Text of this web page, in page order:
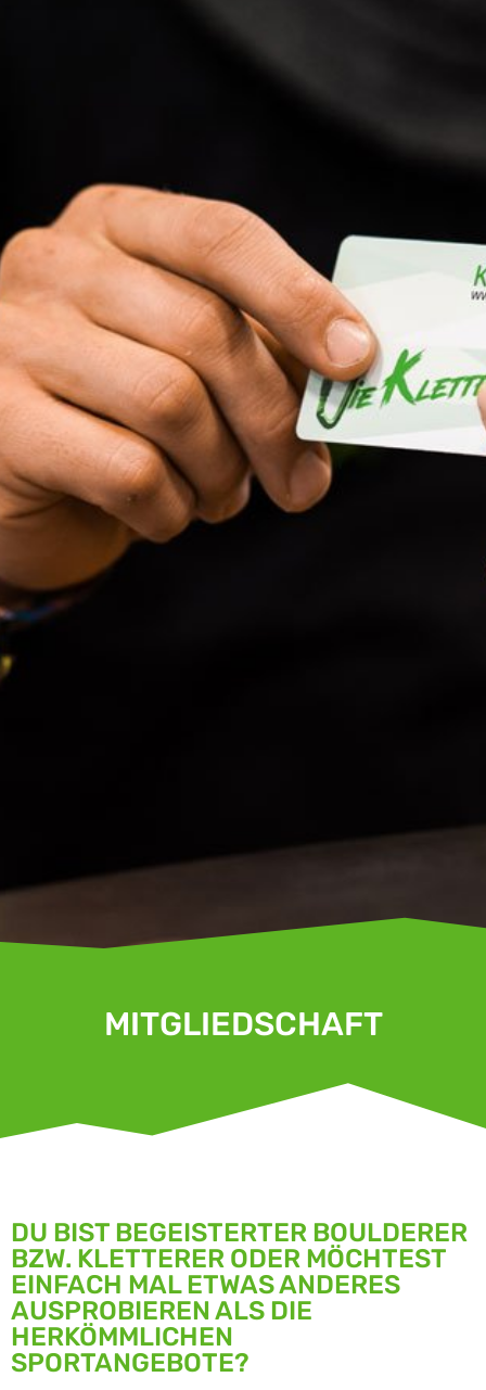
MITGLIEDSCHAFT
DU BIST BEGEISTERTER BOULDERER
BZW. KLETTERER ODER MÖCHTEST
EINFACH MAL ETWAS ANDERES
AUSPROBIEREN ALS DIE
HERKÖMMLICHEN
SPORTANGEBOTE?